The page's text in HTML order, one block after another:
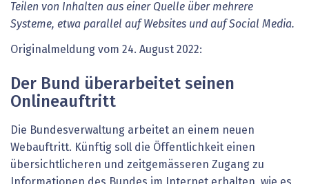
Teilen von Inhalten aus einer Quelle über mehrere
Systeme, etwa parallel auf Websites und auf Social Media.
Originalmeldung vom 24. August 2022:
Der Bund überarbeitet seinen
Onlineauftritt
Die Bundesverwaltung arbeitet an einem neuen
Webauftritt. Künftig soll die Öffentlichkeit einen
übersichtlicheren und zeitgemässeren Zugang zu